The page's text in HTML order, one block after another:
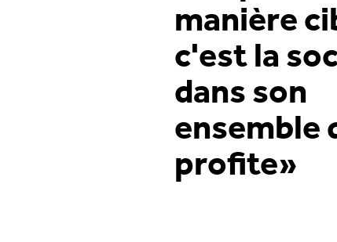
manière
c'est la
dans son
ensemble
profite»